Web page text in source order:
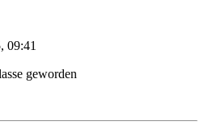
09:41
geworden